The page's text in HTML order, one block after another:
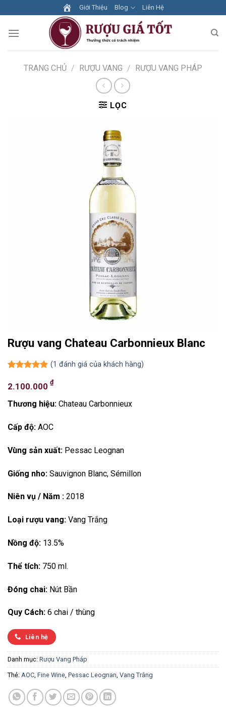
to
content
Giới Thiệu Blog Liên Hệ
TRANG CHỦ / RƯỢU VANG / RƯỢU VANG PHÁP
LỌC
Rượu vang Chateau Carbonnieux Blanc
dựa trên
(1 đánh giá của khách hàng)
2.100.000 ₫
Thương hiệu: Chateau Carbonnieux
Cấp độ: AOC
Vùng sản xuất: Pessac Leognan
Giống nho: Sauvignon Blanc, Sémillon
Niên vụ / Năm : 2018
Loại rượu vang: Vang Trắng
Nồng độ: 13.5%
Thể tích: 750 ml.
Đóng chai: Nút Bần
Quy Cách: 6 chai / thùng
Liên hệ
Danh mục: Rượu Vang Pháp
Thẻ: AOC Fine Wine Pessac Leognan Vang Trắng